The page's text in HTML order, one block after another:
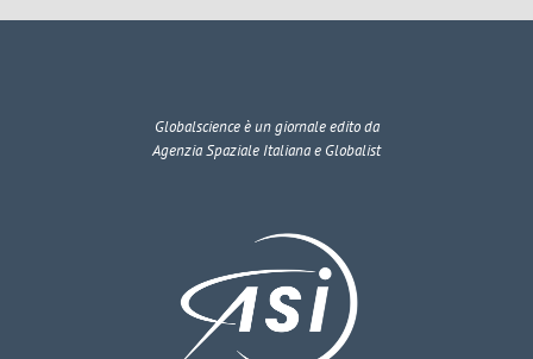
Globalscienceè un giornale edito da
Agenzia Spaziale Italiana e Globalist